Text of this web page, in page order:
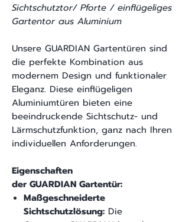
Sichtschutztor/ Pforte / einflügeliges
Gartentor aus Aluminium
Unsere GUARDIAN Gartentüren sind
die perfekte Kombination aus
modernem Design und funktionaler
Eleganz. Diese einflügeligen
Aluminiumtüren bieten eine
beeindruckende Sichtschutz- und
Lärmschutzfunktion, ganz nach Ihren
individuellen Anforderungen.
Eigenschaften
der GUARDIAN Gartentür:
Maßgeschneiderte
Sichtschutzlösung: Die